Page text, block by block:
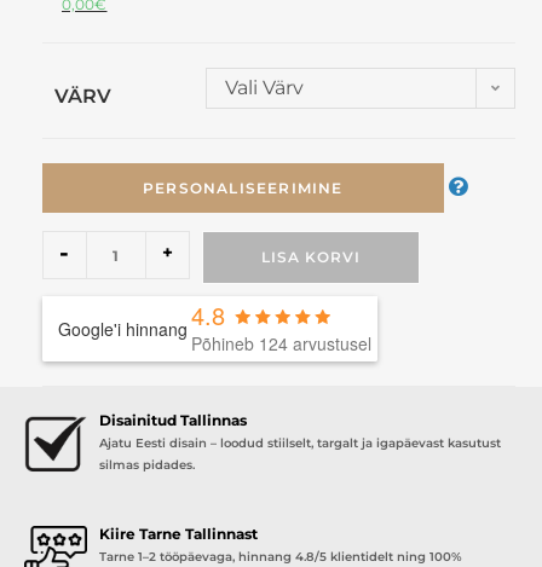
0,00€
VÄRV Vali Värv
PERSONALISEERIMINE
- + LISA KORVI
Google'i hinnang 4.8
Põhineb 124 arvustusel
Disainitud Tallinnas
Ajatu Eesti disain – loodud stiilselt, targalt ja igapäevast kasutust
silmas pidades.
Kiire Tarne Tallinnast
Tarne 1–2 tööpäevaga, hinnang 4.8/5 klientidelt ning 100%